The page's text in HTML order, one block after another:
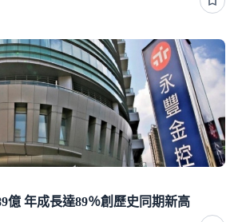
億 年成長達89％創歷史同期新高